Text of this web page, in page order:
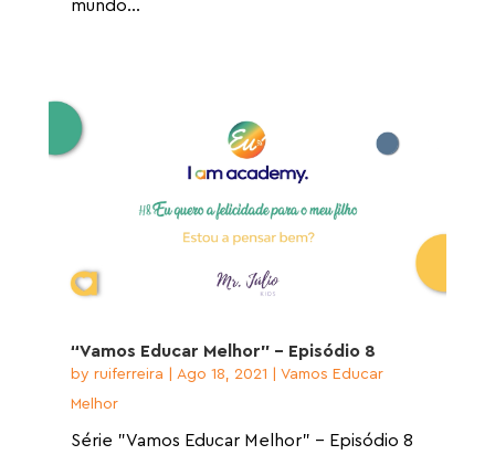
mundo...
“Vamos Educar Melhor” – Episódio 8
by ruiferreira Ago 18, 2021
Vamos Educar
Melhor
Série "Vamos Educar Melhor" - Episódio 8